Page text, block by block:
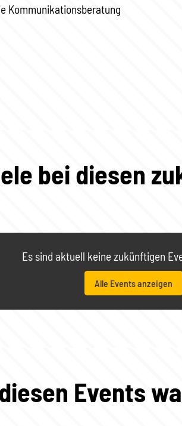
Kommunikationsberatung
bei diesen
Es sind aktuell keine zukünftigen
Alle Events anzeigen
Events